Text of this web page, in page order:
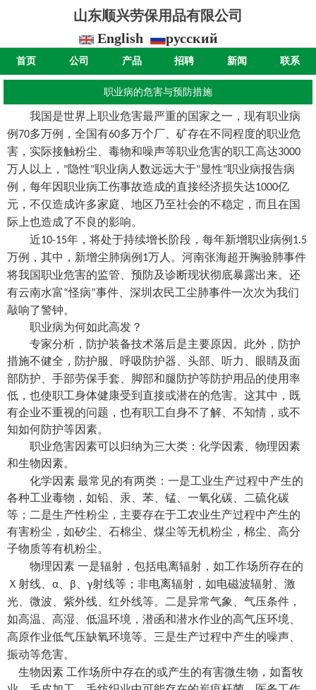
山东顺兴劳保用品有限公司
English
русский
首页 公司 产品 招聘 新闻 联系
职业病的危害与预防措施
我国是世界上职业危害最严重的国家之一，现有职业病
例 70多万例，全国有60多万个厂、矿存在不同程度的职业危
害，实际接触粉尘、毒物和噪声等职业危害的职工高达3000
万人以上， "隐性"职业病人数远远大于"显性"职业病报告病
例，每年因职业病工伤事故造成的直接经济损失达1000亿
元，不仅造成许多家庭、地区乃至社会的不稳定，而且在国
际上也造成了不良的影响。
近10-15年，将处于持续增长阶段，每年新增职业病例 1.5
万例，其中，新增尘肺病例 1万人。河南张海超开胸验肺事件
将我国职业危害的监管、预防及诊断现状彻底暴露出来。还
有云南水富“怪病”事件、深圳农民工尘肺事件一次次为我们
敲响了警钟。
职业病为何如此高发？
专家分析，防护装备技术落后是主要原因。此外，防护
措施不健全，防护服、呼吸防护器、头部、听力、眼睛及面
部防护、 手部劳保手套、 脚部和腿防护等防护用品的使用率
低，也使职工身体健康受到直接或潜在的危害。这其中，既
有企业不重视的问题，也有职工自身不了解、不知情，或不
知如何防护等因素。
职业危害因素可以归纳为三大类：化学因素、物理因素
和生物因素。
化学因素 最常见的有两类：一是工业生产过程中产生的
各种工业毒物，如铅、汞、苯、锰、一氧化碳、二硫化碳
等；二是生产性粉尘，主要存在于工农业生产过程中产生的
有害粉尘，如矽尘、石棉尘、煤尘等无机粉尘，棉尘、高分
子物质等有机粉尘。
物理因素 一是辐射，包括电离辐射，如工作场所存在的
Ｘ射线、 α β γ射线等；非电离辐射，如电磁波辐射、激
光、微波、紫外线、红外线等。二是异常气象、气压条件，
如高温、高湿、低温环境，潜函和潜水作业的高气压环境、
高原作业低气压缺氧环境等。三是生产过程中产生的噪声、
振动等危害。
生物因素 工作场所中存在的或产生的有害微生物，如畜牧